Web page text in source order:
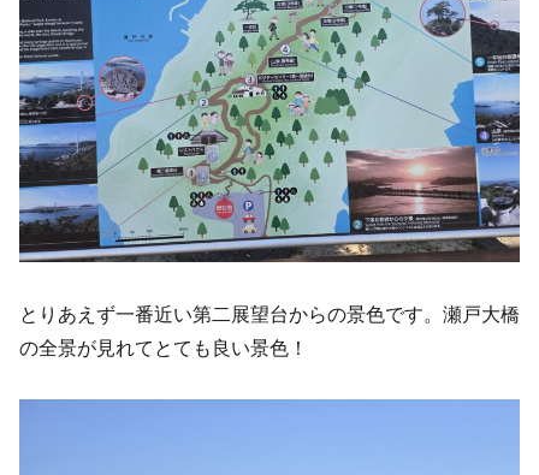
とりあえず一番近い第二展望台からの景色です。瀬戸大橋
の全景が見れてとても良い景色！